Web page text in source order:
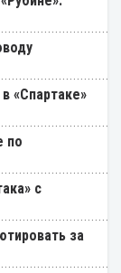
«Спартаке»
по
с
за